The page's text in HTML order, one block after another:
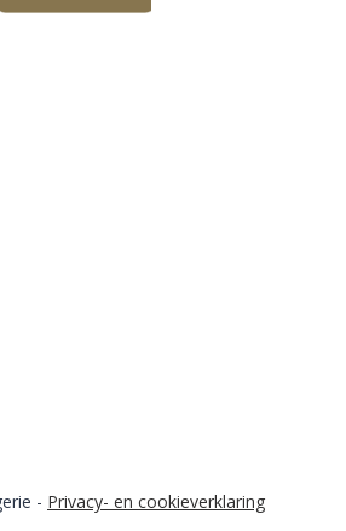
- Privacy- en cookieverklaring